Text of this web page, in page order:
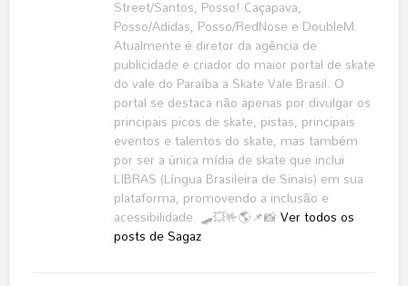
Street/Santos, Posso! Caçapava,
Posso/Adidas, Posso/RedNose e DoubleM.
Atualmente é diretor da agência de
publicidade e criador do maior portal de skate
do vale do Paraíba a Skate Vale Brasil. O
portal se destaca não apenas por divulgar os
principais picos de skate, pistas, principais
eventos e talentos do skate, mas também
por ser a única mídia de skate que inclui
LIBRAS (Língua Brasileira de Sinais) em sua
plataforma, promovendo a inclusão e
acessibilidade. 🛹💥🤟🌎📌📸Ver todos os
posts de Sagaz